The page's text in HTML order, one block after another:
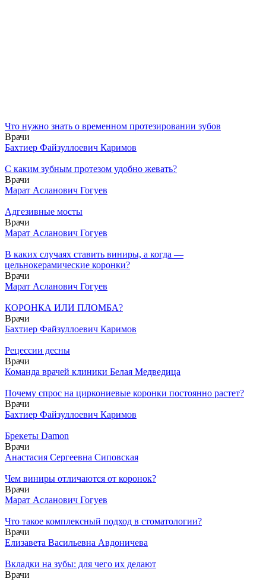
Что нужно знать о временном протезировании зубов
Врачи
Бахтиер Файзуллоевич Каримов
С каким зубным протезом удобно жевать?
Врачи
Марат Асланович Гогуев
Адгезивные мосты
Врачи
Марат Асланович Гогуев
В каких случаях ставить виниры, а когда —
цельнокерамические коронки?
Врачи
Марат Асланович Гогуев
КОРОНКА ИЛИ ПЛОМБА?
Врачи
Бахтиер Файзуллоевич Каримов
Рецессии десны
Врачи
Команда врачей клиники Белая Медведица
Почему спрос на циркониевые коронки постоянно растет?
Врачи
Бахтиер Файзуллоевич Каримов
Брекеты Damon
Врачи
Анастасия Сергеевна Сиповская
Чем виниры отличаются от коронок?
Врачи
Марат Асланович Гогуев
Что такое комплексный подход в стоматологии?
Врачи
Елизавета Васильевна Авдоничева
Вкладки на зубы: для чего их делают
Врачи